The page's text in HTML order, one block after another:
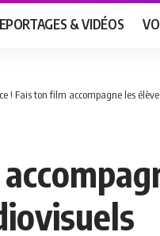
& VIDÉOS
! Fais ton film accompagne les